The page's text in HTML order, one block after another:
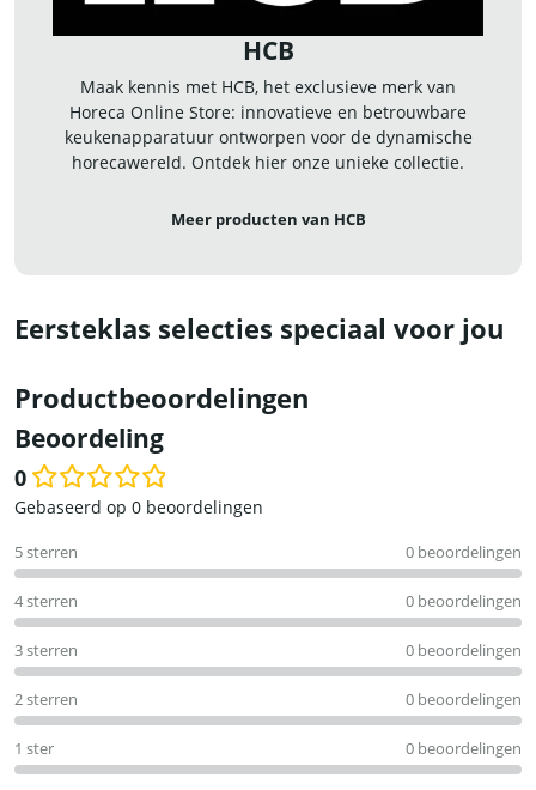
HCB
Maak kennis met HCB, het exclusieve merk van
Horeca Online Store: innovatieve en betrouwbare
keukenapparatuur ontworpen voor de dynamische
horecawereld. Ontdek hier onze unieke collectie.
Meer producten van HCB
Eersteklas selecties speciaal voor jou
Productbeoordelingen
Beoordeling
0
Waardering
uit
5
Gebaseerd op 0 beoordelingen
5 sterren 0 beoordelingen
4 sterren 0 beoordelingen
3 sterren 0 beoordelingen
2 sterren 0 beoordelingen
1 ster 0 beoordelingen